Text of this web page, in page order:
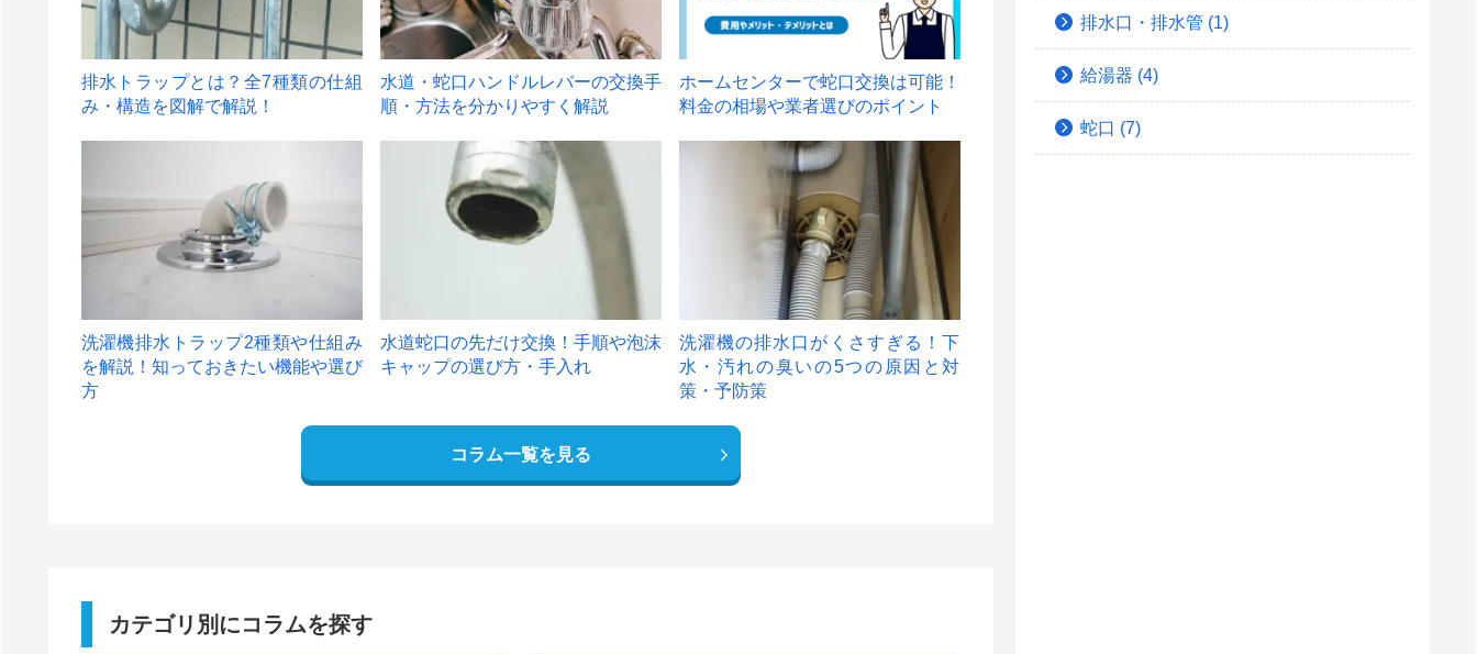
排水トラップとは？全7種類の仕組
み・構造を図解で解説！
水道・蛇口ハンドルレバーの交換手
順・方法を分かりやすく解説
ホームセンターで蛇口交換は可能！
料金の相場や業者選びのポイント
洗濯機排水トラップ2種類や仕組み
を解説！知っておきたい機能や選び
方
水道蛇口の先だけ交換！手順や泡沫
キャップの選び方・手入れ
洗濯機の排水口がくさすぎる！下
水・汚れの臭いの5つの原因と対
策・予防策
コラム一覧を見る
カテゴリ別にコラムを探す
排水口・排水管 (1)
給湯器 (4)
蛇口 (7)